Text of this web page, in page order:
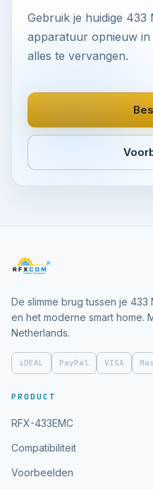
Gebruik je huidige
apparatuur opnieuw
alles te vervangen.
De slimme brug tussen je 433
en het moderne smart home.
Netherlands.
iDEAL PayPal VISA
PRODUCT
RFX-433EMC
Compatibiliteit
Voorbeelden